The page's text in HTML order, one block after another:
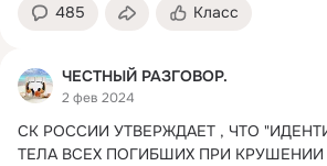
485 Класс
ЧЕСТНЫЙ РАЗГОВОР.
2 фев 2024
СК РОССИИ УТВЕРЖДАЕТ , ЧТО
ТЕЛА ВСЕХ ПОГИБШИХ ПРИ КРУШЕНИИ